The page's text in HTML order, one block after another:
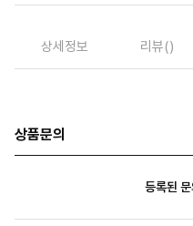
상세정보 리뷰()
상품문의
등록된